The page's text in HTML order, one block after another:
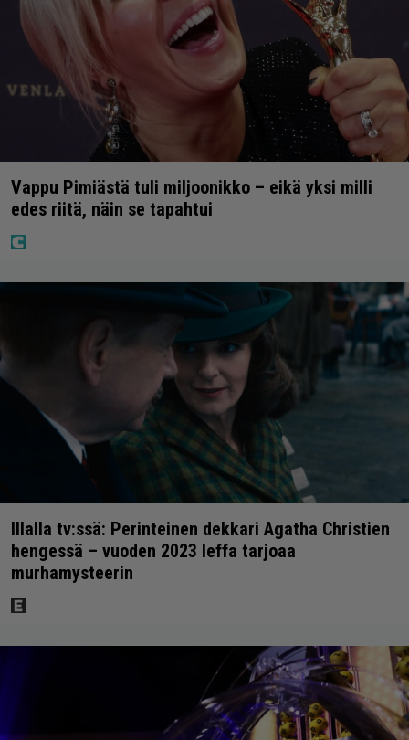
Vappu Pimiästä tuli miljoonikko – eikä yksi milli
edes riitä, näin se tapahtui
Illalla tv:ssä: Perinteinen dekkari Agatha Christien
hengessä – vuoden 2023 leffa tarjoaa
murhamysteerin